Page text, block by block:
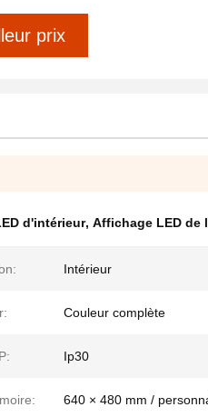
prix
d'intérieur, Affichage LED de
Intérieur
Couleur complète
Ip30
640 × 480 mm /